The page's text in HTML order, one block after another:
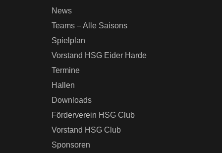
News
Teams – Alle Saisons
Spielplan
Vorstand HSG Eider Harde
Termine
Hallen
Downloads
Förderverein HSG Club
Vorstand HSG Club
Sponsoren